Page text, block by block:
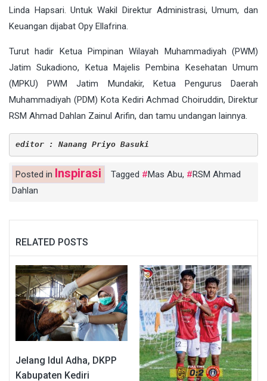
Linda Hapsari. Untuk Wakil Direktur Administrasi, Umum, dan
Keuangan dijabat Opy Ellafrina.
Turut hadir Ketua Pimpinan Wilayah Muhammadiyah (PWM)
Jatim Sukadiono, Ketua Majelis Pembina Kesehatan Umum
(MPKU) PWM Jatim Mundakir, Ketua Pengurus Daerah
Muhammadiyah (PDM) Kota Kediri Achmad Choiruddin, Direktur
RSM Ahmad Dahlan Zainul Arifin, dan tamu undangan lainnya.
editor : Nanang Priyo Basuki
Posted in Inspirasi Tagged Mas Abu,
RSM Ahmad
Dahlan
RELATED POSTS
Jelang Idul Adha, DKPP
Kabupaten Kediri